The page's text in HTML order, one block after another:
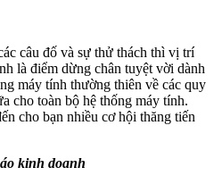
câu đố và sự thử thách thì vị trí
là điểm dừng chân tuyệt vời dành
máy tính thường thiên về các quy
cho toàn bộ hệ thống máy tính.
cho bạn nhiều cơ hội thăng tiến
kinh doanh